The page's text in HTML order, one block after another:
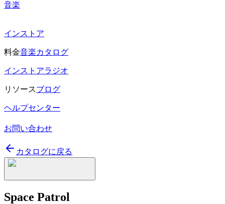
音楽
インストア
料金音楽カタログ
インストアラジオ
リソースブログ
ヘルプセンター
お問い合わせ
カタログに戻る
Space Patrol